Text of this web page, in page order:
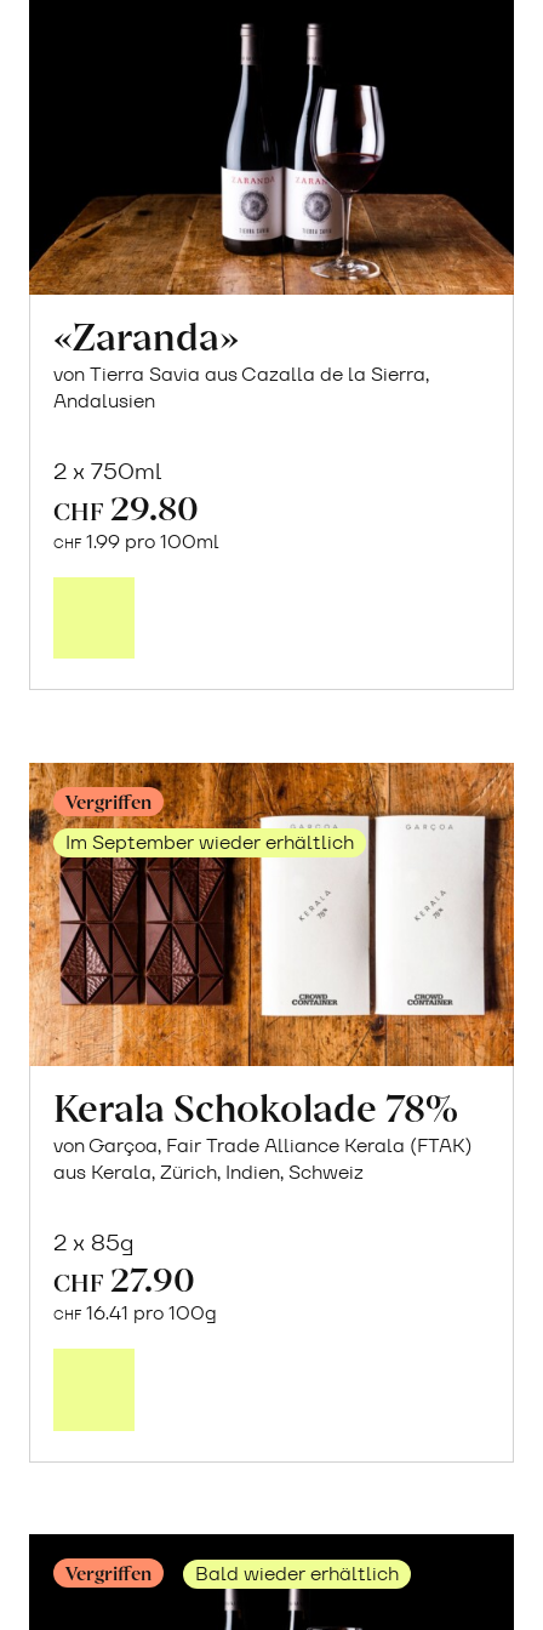
«Zaranda»
von Tierra Savia aus Cazalla de la Sierra,
Andalusien
2 x 750ml
CHF 29.80
CHF 1.99 pro 100ml
Vergriffen
Im September wieder erhältlich
Kerala Schokolade 78%
von Garçoa, Fair Trade Alliance Kerala (FTAK)
aus Kerala, Zürich, Indien, Schweiz
2 x 85g
CHF 27.90
CHF 16.41 pro 100g
78%
Vergriffen Bald wieder erhältlich